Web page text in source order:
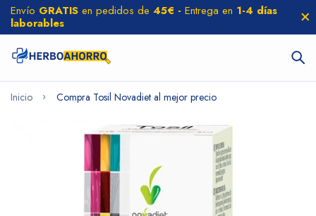
Envío GRATIS en pedidos de 45€ - Entrega en 1-4 días
laborables
Inicio Compra Tosil Novadiet al mejor precio